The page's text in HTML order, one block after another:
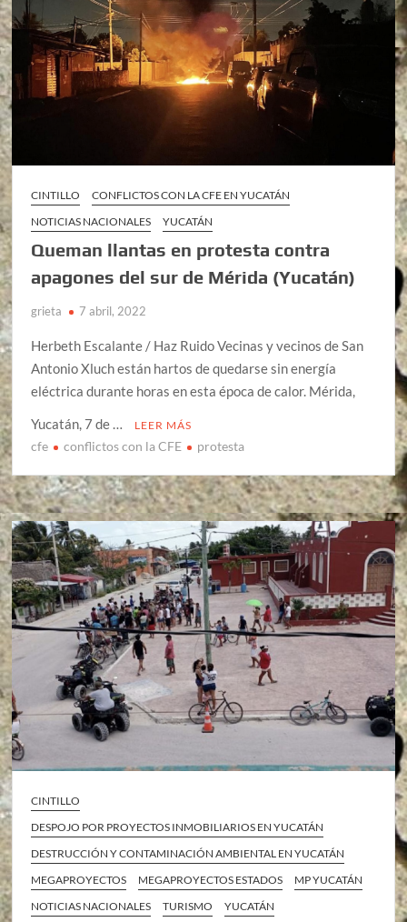
CINTILLO
CONFLICTOS CON LA CFE EN YUCATÁN
NOTICIAS NACIONALES
YUCATÁN
Queman llantas en protesta contra
apagones del sur de Mérida (Yucatán)
grieta 7 abril, 2022
Herbeth Escalante / Haz Ruido Vecinas y vecinos de San
Antonio Xluch están hartos de quedarse sin energía
eléctrica durante horas en esta época de calor. Mérida,
Yucatán, 7 de …
LEER MÁS
cfe conflictos con la CFE protesta
CINTILLO
DESPOJO POR PROYECTOS INMOBILIARIOS EN YUCATÁN
DESTRUCCIÓN Y CONTAMINACIÓN AMBIENTAL EN YUCATÁN
MEGAPROYECTOS
MEGAPROYECTOS ESTADOS
MP YUCATÁN
NOTICIAS NACIONALES
TURISMO YUCATÁN